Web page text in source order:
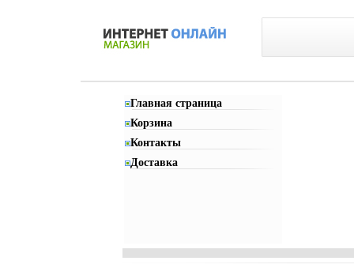
Главная страница
Корзина
Контакты
Доставка